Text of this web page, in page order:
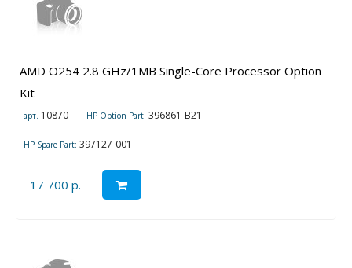
AMD O254 2.8 GHz/1MB Single-Core Processor Option
Kit
арт. 10870 HP Option Part: 396861-B21
HP Spare Part: 397127-001
17 700 р.